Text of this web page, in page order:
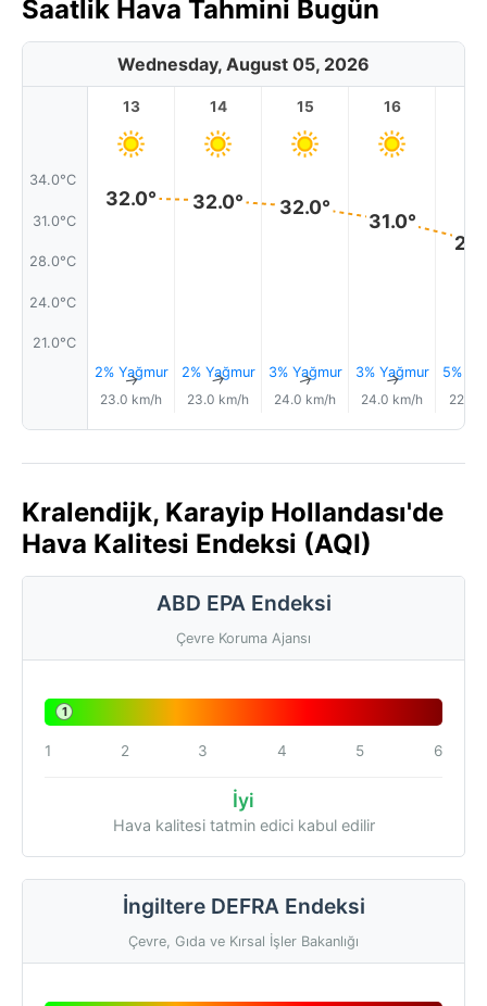
Saatlik Hava Tahmini Bugün
Wednesday, August 05, 2026
34.0°C
31.0°C
28.0°C
24.0°C
21.0°C
13
32.0°
2% Yağmur
↑
23.0 km/h
14
32.0°
2% Yağmur
↑
23.0 km/h
15
32.0°
3% Yağmur
↑
24.0 km/h
16
31.0°
3% Yağmur
↑
24.0 km/h
5%
22.0
Kralendijk, Karayip Hollandası'de
Hava Kalitesi Endeksi (AQI)
ABD EPA Endeksi
Çevre Koruma Ajansı
1
1 2 3 4 5 6
İyi
Hava kalitesi tatmin edici kabul edilir
İngiltere DEFRA Endeksi
Çevre, Gıda ve Kırsal İşler Bakanlığı